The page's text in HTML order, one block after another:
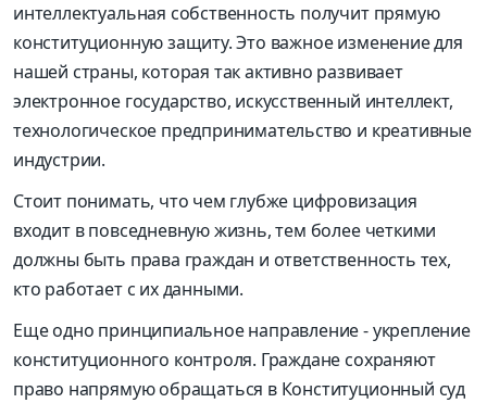
интеллектуальная собственность получит прямую
конституционную защиту. Это важное изменение для
нашей страны, которая так активно развивает
электронное государство, искусственный интеллект,
технологическое предпринимательство и креативные
индустрии.
Стоит понимать, что чем глубже цифровизация
входит в повседневную жизнь, тем более четкими
должны быть права граждан и ответственность тех,
кто работает с их данными.
Еще одно принципиальное направление - укрепление
конституционного контроля. Граждане сохраняют
право напрямую обращаться в Конституционный суд